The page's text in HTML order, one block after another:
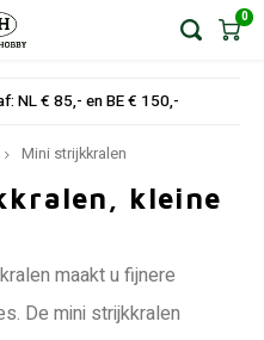
0
NL € 85,- en BE € 150,-
Mini strijkkralen
kleine
maakt u fijnere
De mini strijkkralen